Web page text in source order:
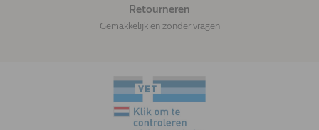
Retourneren
Gemakkelijk en zonder vragen